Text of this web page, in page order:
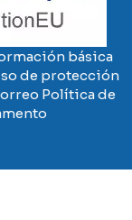
básica
de protección
Política de